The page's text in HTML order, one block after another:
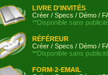
LIVRE D'INVITÉS
Créer / Specs / Démo /
**Disponible sans
RÉFÉREUR
Créer / Specs / Démo /
**Disponible sans
FORM-2-EMAIL